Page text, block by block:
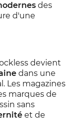
des
d'une
devient
dans une
Les magazines
marques de
sans
et de